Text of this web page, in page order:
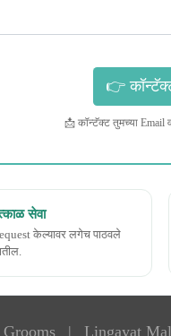
📩 कॉन्टॅक्ट तुमच्या Email
सेवा
केल्यावर लगेच पाठवले
| Lingayat